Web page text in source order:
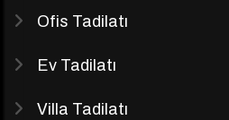
Ofis Tadilatı
Ev Tadilatı
Villa Tadilatı